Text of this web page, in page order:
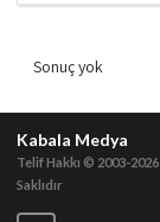
Sonuç yok
Kabala Medya
Telif Hakkı © 2003-2026
Saklıdır